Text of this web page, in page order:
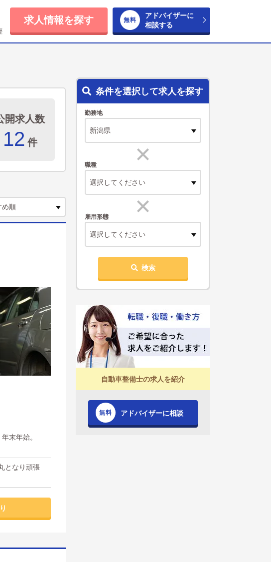
求人情報を探す
アドバイザーに
相談する
開求人数
12 件
末年始。
となり頑張
条件を選択して求人を探す
勤務地
職種
選択してください
雇用形態
選択してください
検索
自動車整備士の求人を紹介
アドバイザーに相談